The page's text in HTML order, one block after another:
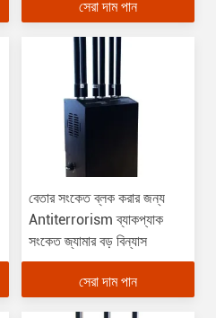
সেরা দাম পান
বেতার সংকেত ব্লক করার জন্য
Antiterrorism ব্যাকপ্যাক
সংকেত জ্যামার বড় বিন্যাস
সেরা দাম পান